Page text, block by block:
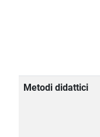
Metodi didattici